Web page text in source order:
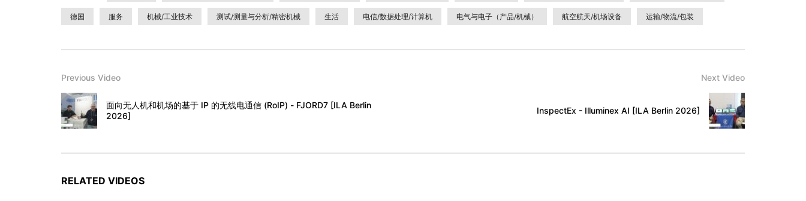
德国 服务 机械/工业技术 测试/测量与分析/精密机械 生活 电信/数据处理/计算机 电气与电子（产品/机械） 航空航天/机场设备 运输/物流/包装
Previous Video
面向无人机和机场的基于 IP 的无线电通信 (RoIP) - FJORD7 [ILA Berlin
2026]
Next Video
InspectEx - Illuminex AI [ILA Berlin 2026]
RELATED VIDEOS